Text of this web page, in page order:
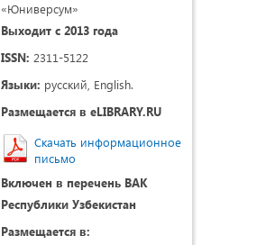
«Юниверсум»
Выходит с 2013 года
ISSN: 2311-5122
Языки: русский, English.
Размещается в eLIBRARY.RU
Скачать информационное
письмо
Включен в перечень ВАК
Республики Узбекистан
Размещается в: